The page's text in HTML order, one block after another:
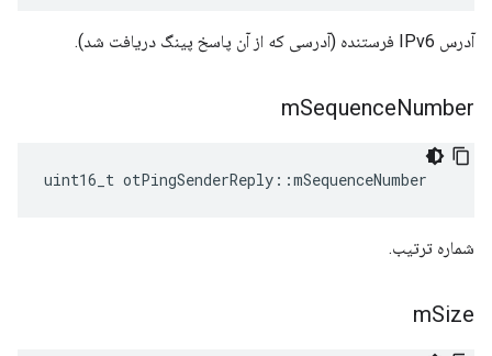
آدرس IPv6 فرستنده (آدرسی که از آن پاسخ پینگ دریافت شد).
mSequenceNumber
uint16_t otPingSenderReply ::mSequenceNumber
شماره ترتیب.
mSize